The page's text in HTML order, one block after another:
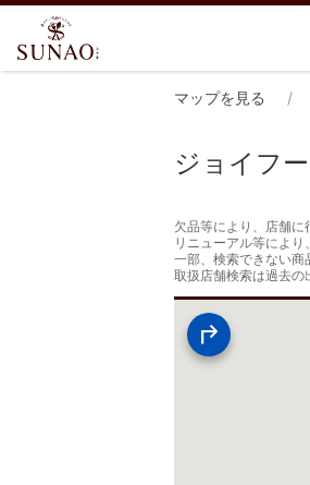
マップを見る
ジョイフ
欠品等により、店舗
リニューアル等によ
一部、検索できない商
取扱店舗検索は過去の